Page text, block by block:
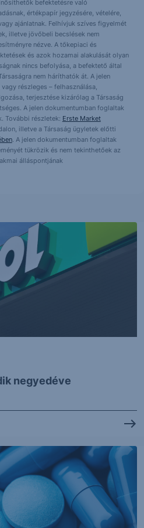
befektetésre való
értékpapír jegyzésére, vételére,
ajánlatnak. Felhívjuk szíves figyelmét
illetve jövőbeli becslések nem
nézve. A tőkepiaci és
és azok hozamai alakulását olyan
nincs befolyása, a befektető által
nem háríthatók át. A jelen
részleges – felhasználása,
terjesztése kizárólag a Társaság
A jelen dokumentumban foglaltak
További részletek: Erste Market
illetve a Társaság ügyletek előtti
. A jelen dokumentumban foglaltak
tükrözik és nem tekinthetőek az
álláspontjának
negyedéve